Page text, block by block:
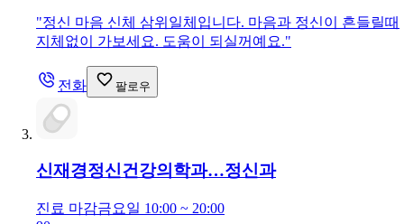
"정신 마음 신체 삼위일체입니다. 마음과 정신이 흔들릴때
지체없이 가보세요. 도움이 되실꺼예요."
전화 팔로우
신재경정신건강의학과…정신과
진료 마감금요일 10:00 ~ 20:00